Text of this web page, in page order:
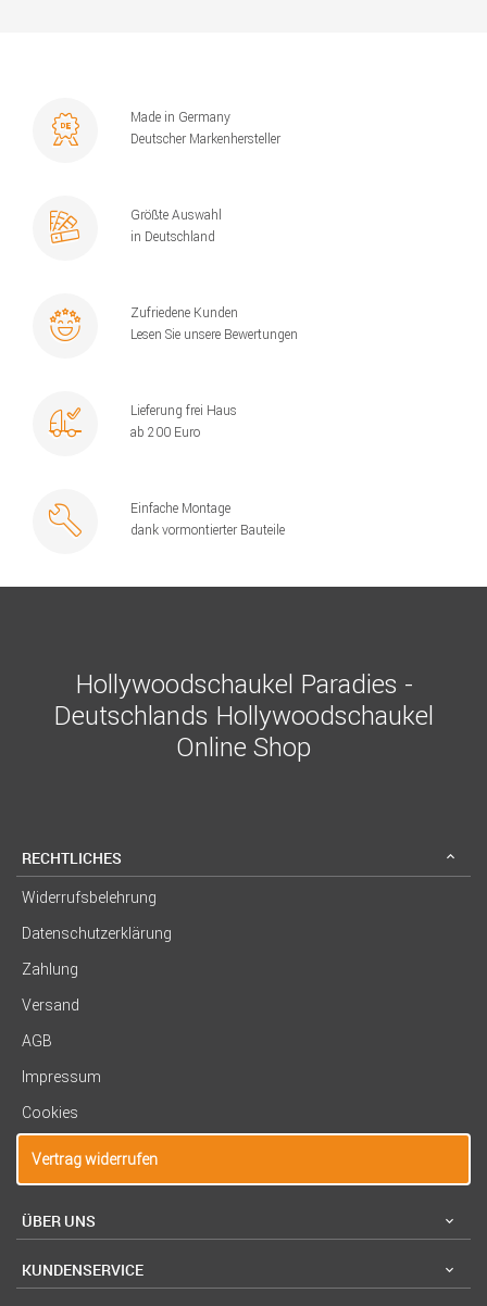
Made in Germany
Deutscher Markenhersteller
Größte Auswahl
in Deutschland
Zufriedene Kunden
Lesen Sie unsere Bewertungen
Lieferung frei Haus
ab 200 Euro
Einfache Montage
dank vormontierter Bauteile
Hollywoodschaukel Paradies -
Deutschlands Hollywoodschaukel
Online Shop
RECHTLICHES
Widerrufsbelehrung
Datenschutzerklärung
Zahlung
Versand
AGB
Impressum
Cookies
Vertrag widerrufen
ÜBER UNS
KUNDENSERVICE